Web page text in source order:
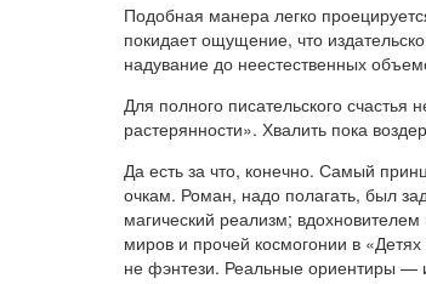
Подобная манера легко
покидает ощущение, что
надувание до неестественных
Для полного писательского
растерянности». Хвалить пока
Да есть за что, конечно. Самый
очкам. Роман, надо полагать, был
магический реализм;
миров и прочей космогонии в
не фэнтези. Реальные ориентиры —